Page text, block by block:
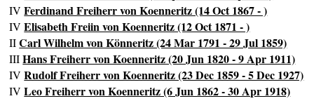
IVFerdinand Freiherr von Koenneritz (14 Oct 1867 - )
IVElisabeth Freiin von Koenneritz (12 Oct 1871 - )
IICarl Wilhelm von Könneritz (24 Mar 1791 - 29 Jul 1859)
IIIHans Freiherr von Koenneritz (20 Jun 1820 - 9 Apr 1911)
IVRudolf Freiherr von Koenneritz (23 Dec 1859 - 5 Dec 1927)
IVLeo Freiherr von Koenneritz (6 Jun 1862 - 30 Apr 1918)